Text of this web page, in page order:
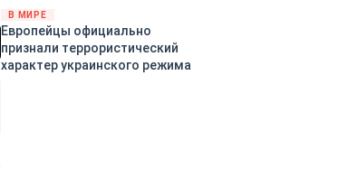
В МИРЕ
Европейцы официально
признали террористический
характер украинского режима